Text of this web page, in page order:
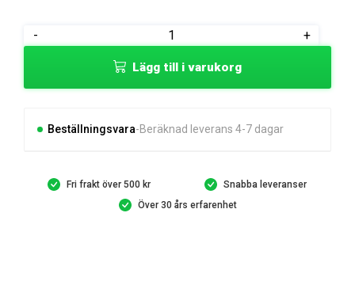
-
HOOKS
mängd
+
Lägg till i varukorg
Beställningsvara Beräknad leverans 4-7 dagar
Fri frakt över 500 kr
Snabba leveranser
Över 30 års erfarenhet